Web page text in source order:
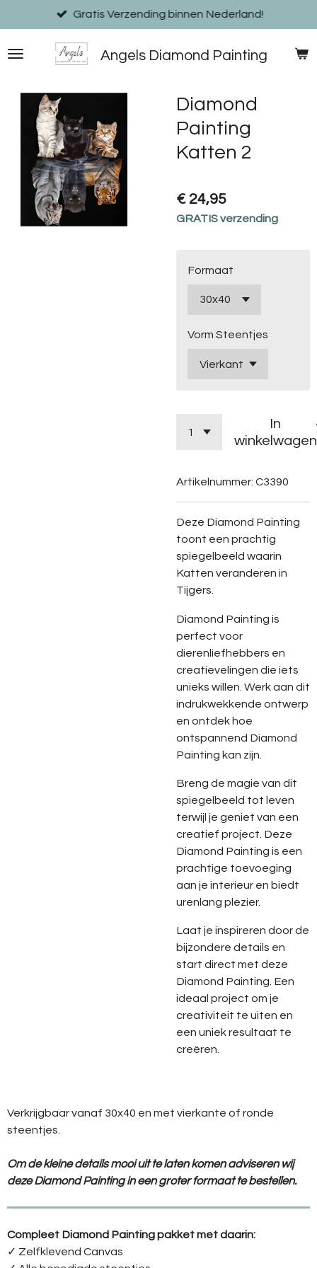
direct
naar
Angels Diamond Painting
Gratis Verzending binnen Nederland!
Diamond
Painting
Katten 2
€ 24,95
GRATIS verzending
Formaat
Vorm Steentjes
In
winkelwagen
Artikelnummer: C3390
Deze Diamond Painting
toont een prachtig
spiegelbeeld waarin
Katten veranderen in
Tijgers.
Diamond Painting is
perfect voor
dierenliefhebbers en
creatievelingen die iets
unieks willen. Werk aan dit
indrukwekkende ontwerp
en ontdek hoe
ontspannend Diamond
Painting kan zijn.
Breng de magie van dit
spiegelbeeld tot leven
terwijl je geniet van een
creatief project. Deze
Diamond Painting is een
prachtige toevoeging
aan je interieur en biedt
urenlang plezier.
Laat je inspireren door de
bijzondere details en
start direct met deze
Diamond Painting. Een
ideaal project om je
creativiteit te uiten en
een uniek resultaat te
creëren.
Verkrijgbaar vanaf 30x40 en met vierkante of ronde
steentjes.
Om de kleine details mooi uit te laten komen adviseren wij
deze Diamond Painting in een groter formaat te bestellen.
Compleet Diamond Painting pakket met daarin:
✓ Zelfklevend Canvas